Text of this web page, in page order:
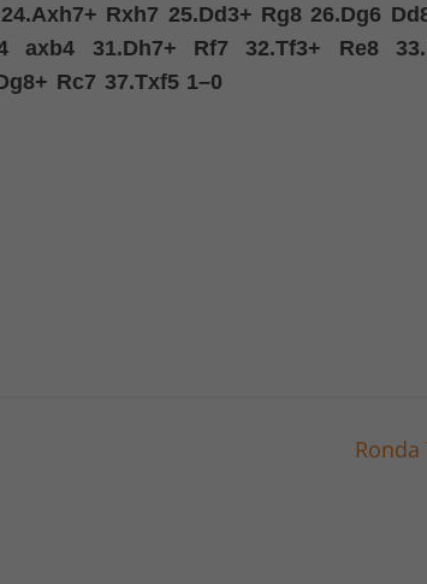
24.Axh7+ Rxh7 25.Dd3+ Rg8 26.Dg6
axb4 31.Dh7+ Rf7 32.Tf3+ Re8 33.
Rc7 37.Txf5 1–0